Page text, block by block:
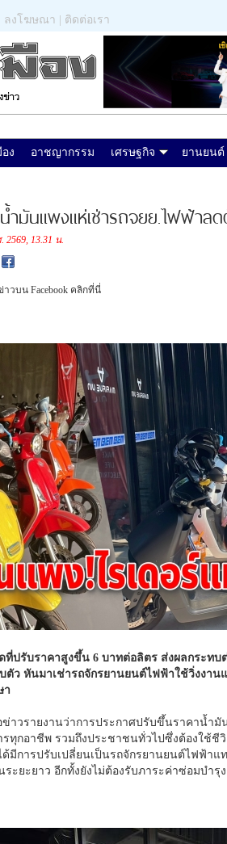
ลงโฆษณา ติดต่อเรา
อง อาชญากรรม เศรษฐกิจ ยานยนต์
ำมันแพงแห่เช่ารถจยย.ไฟฟ้าล
13.31 น.
วบน Facebook คลิกที่นี่
ปรับราคาสูงขึ้น 6 บาทต่อลิตร ส่งผลกระทบ
บตัว หันมาเช่ารถจักรยานยนต์ไฟฟ้าใช้วิ่งงา
า
ข่าวรายงานว่าการประกาศปรับขึ้นราคาน้ำ
รทุกอาชีพ รวมถึงประชาชนทั่วไปซึ่งต้องใช้
ด้มีการปรับเปลี่ยนเป็นรถจักรยานยนต์ไฟฟ้า
ะยะยาว อีกทั้งยังไม่ต้องรับภาระค่าซ่อมบำรุ